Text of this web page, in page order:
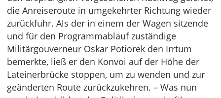
die Anreiseroute in umgekehrter Richtung wieder
zurückfuhr. Als der in einem der Wagen sitzende
und für den Programmablauf zuständige
Militärgouverneur Oskar Potiorek den Irrtum
bemerkte, ließ er den Konvoi auf der Höhe der
Lateinerbrücke stoppen, um zu wenden und zur
geänderten Route zurückzukehren. – Was nun